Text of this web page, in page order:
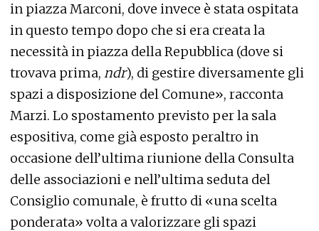
in piazza Marconi, dove invece è stata ospitata
in questo tempo dopo che si era creata la
necessità in piazza della Repubblica (dove si
trovava prima, ndr), di gestire diversamente gli
spazi a disposizione del Comune», racconta
Marzi. Lo spostamento previsto per la sala
espositiva, come già esposto peraltro in
occasione dell’ultima riunione della Consulta
delle associazioni e nell’ultima seduta del
Consiglio comunale, è frutto di «una scelta
ponderata» volta a valorizzare gli spazi